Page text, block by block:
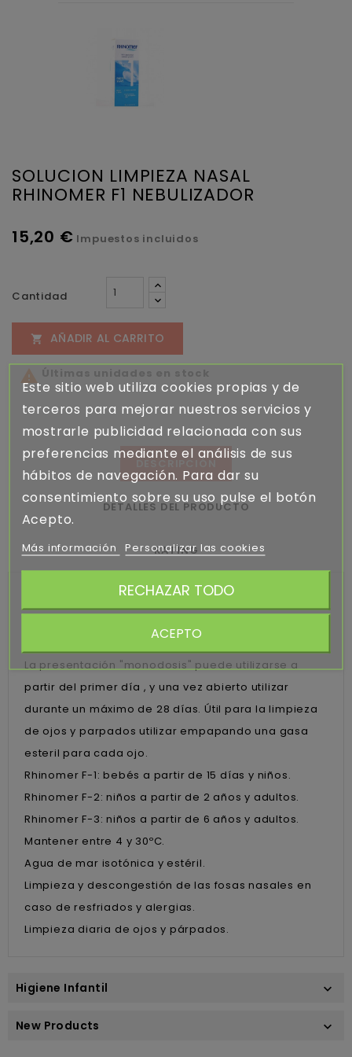
SOLUCION LIMPIEZA NASAL
RHINOMER F1 NEBULIZADOR
15,20 € Impuestos incluidos
Cantidad
 AÑADIR AL CARRITO

DETALLES DEL PRODUCTO
RATING
Utilizar siempre el nebulizador en posición vertical.
La presentación "monodosis" puede utilizarse a
partir del primer día , y una vez abierto utilizar
durante un máximo de 28 días. Útil para la limpieza
de ojos y parpados utilizar empapando una gasa
esteril para cada ojo.
Rhinomer F-1: bebés a partir de 15 días y niños.
Rhinomer F-2: niños a partir de 2 años y adultos.
Rhinomer F-3: niños a partir de 6 años y adultos.
Mantener entre 4 y 30ºC.
Agua de mar isotónica y estéril.
Limpieza y descongestión de las fosas nasales en
caso de resfriados y alergias.
Limpieza diaria de ojos y párpados.
Higiene Infantil 
New Products 
Este sitio web utiliza cookies propias y de
terceros para mejorar nuestros servicios y
mostrarle publicidad relacionada con sus
preferencias mediante el análisis de sus
hábitos de navegación. Para dar su
consentimiento sobre su uso pulse el botón
Acepto.
Más información Personalizar las cookies
RECHAZAR TODO
ACEPTO